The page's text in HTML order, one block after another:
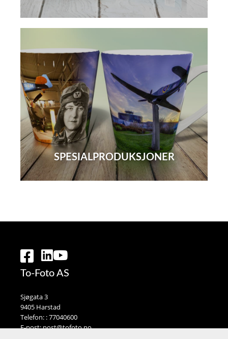
SPESIALPRODUKSJONER
To-Foto AS
Sjøgata 3
9405 Harstad
Telefon: :77040600
E-post:post@tofoto.no